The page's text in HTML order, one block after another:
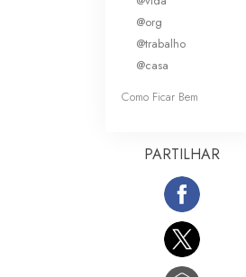
@org
@trabalho
@casa
Como Ficar Bem
PARTILHAR